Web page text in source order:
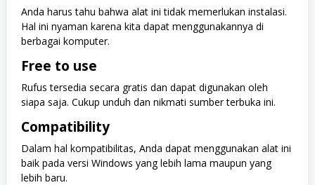
Anda harus tahu bahwa alat ini tidak memerlukan instalasi.
Hal ini nyaman karena kita dapat menggunakannya di
berbagai komputer.
Free to use
Rufus tersedia secara gratis dan dapat digunakan oleh
siapa saja. Cukup unduh dan nikmati sumber terbuka ini.
Compatibility
Dalam hal kompatibilitas, Anda dapat menggunakan alat ini
baik pada versi Windows yang lebih lama maupun yang
lebih baru.